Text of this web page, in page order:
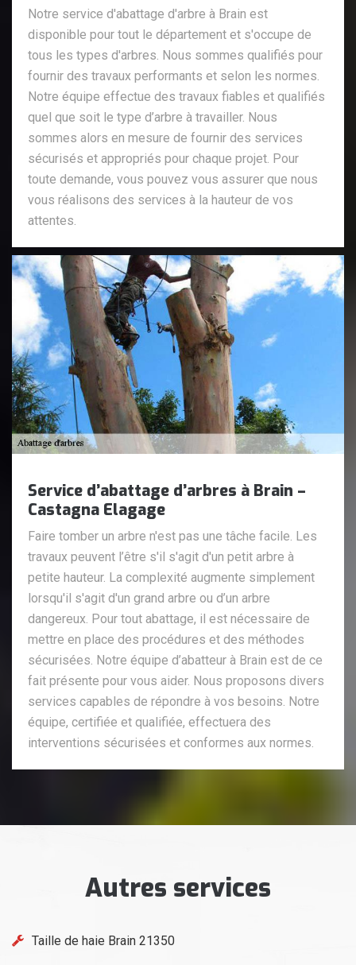
Notre service d'abattage d'arbre à Brain est
disponible pour tout le département et s'occupe de
tous les types d'arbres. Nous sommes qualifiés pour
fournir des travaux performants et selon les normes.
Notre équipe effectue des travaux fiables et qualifiés
quel que soit le type d’arbre à travailler. Nous
sommes alors en mesure de fournir des services
sécurisés et appropriés pour chaque projet. Pour
toute demande, vous pouvez vous assurer que nous
vous réalisons des services à la hauteur de vos
attentes.
Service d’abattage d’arbres à Brain –
Castagna Elagage
Faire tomber un arbre n'est pas une tâche facile. Les
travaux peuvent l’être s'il s'agit d'un petit arbre à
petite hauteur. La complexité augmente simplement
lorsqu'il s'agit d'un grand arbre ou d’un arbre
dangereux. Pour tout abattage, il est nécessaire de
mettre en place des procédures et des méthodes
sécurisées. Notre équipe d’abatteur à Brain est de ce
fait présente pour vous aider. Nous proposons divers
services capables de répondre à vos besoins. Notre
équipe, certifiée et qualifiée, effectuera des
interventions sécurisées et conformes aux normes.
Autres services
Taille de haie Brain 21350